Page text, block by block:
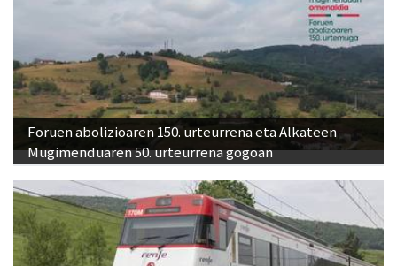
Foruen abolizioaren 150. urteurrena eta Alkateen
Mugimenduaren 50. urteurrena gogoan